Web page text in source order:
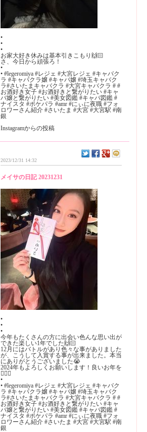
•
•
•
お家大好き休みは基本引きこもり🙌🏻
さ、今日から頑張ろ！
•
• #legeromiya #レジェ #大宮レジェ #キャバク
ラ #キャバクラ嬢 #キャバ嬢 #埼玉キャバク
ラ#さいたまキャバクラ #大宮キャバクラ # #
お酒好き女子 #お酒好きと繋がりたい #キャ
バ嬢と繋がりたい #美女図鑑 #キャバ図鑑 #
ナイスタ #ポケパラ #amr #にぃに夜職 #フォ
ロワーさん紹介 #さいたま #大宮 #大宮駅 #南
銀
Instagramからの投稿
2023/12/31 14:32
メイサの日記 20231231
•
•
•
今年もたくさんの方に出会い色んな思い出が
できた楽しい1年でした🙌🏻
12月にはバトルがあり色々な事がありました
が、こうして入賞する事が出来ました。本当
にありがとうございました😭
2024年もよろしくお願いします！良いお年を
🙇🏻‍♀️
•
• #legeromiya #レジェ #大宮レジェ #キャバク
ラ #キャバクラ嬢 #キャバ嬢 #埼玉キャバク
ラ#さいたまキャバクラ #大宮キャバクラ # #
お酒好き女子 #お酒好きと繋がりたい #キャ
バ嬢と繋がりたい #美女図鑑 #キャバ図鑑 #
ナイスタ #ポケパラ #amr #にぃに夜職 #フォ
ロワーさん紹介 #さいたま #大宮 #大宮駅 #南
銀